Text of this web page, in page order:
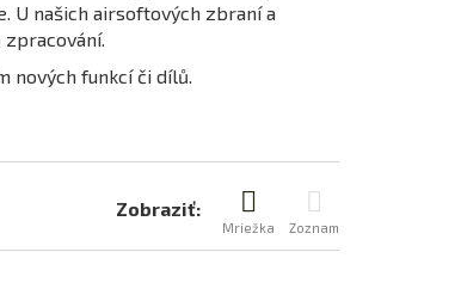
U našich airsoftových zbraní a
nových funkcí či dílů.
Zobraziť:
Mriežka Zoznam